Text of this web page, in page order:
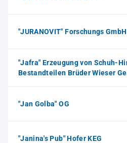
"JURANOVIT" Forschungs GmbH
"Jafra" Erzeugung von Schuh-
Bestandteilen Brüder Wieser
"Jan Golba" OG
"Janina's Pub" Hofer KEG